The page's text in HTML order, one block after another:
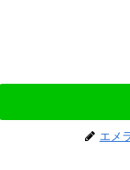
エメ